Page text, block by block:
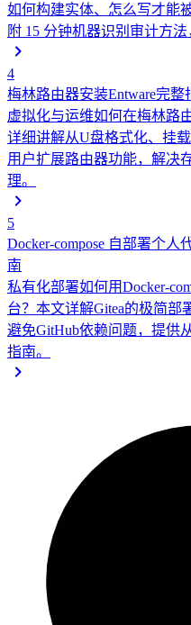
如何构建实体、怎么写才能
附 15 分钟机器识别审计方
4
梅林路由器安装Entware完整
虚拟化与运维如何在梅林路
详细讲解从U盘格式化、挂
用户扩展路由器功能，解决
理。
5
Docker-compose 自部署个
南
私有化部署如何用Docker-
台？本文详解Gitea的极简部
避免GitHub依赖问题，提供
指南。